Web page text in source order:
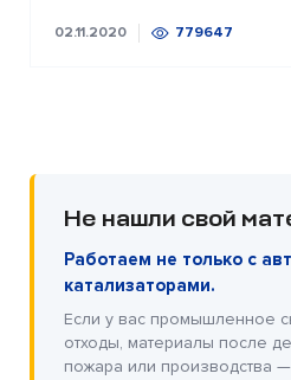
02.11.2020 779647
Не нашли свой
Работаем не только с
катализаторами.
Если у вас промышленное
отходы, материалы после
пожара или производства —